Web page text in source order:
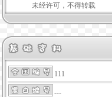
未经许可，不得转载
111
---